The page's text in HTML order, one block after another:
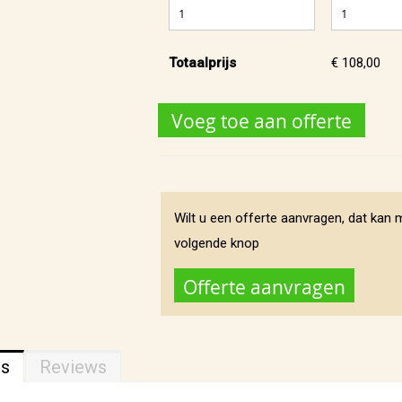
Totaalprijs € 108,00
Voeg toe aan offerte
Wilt u een offerte aanvragen, dat kan
volgende knop
Offerte aanvragen
Reviews